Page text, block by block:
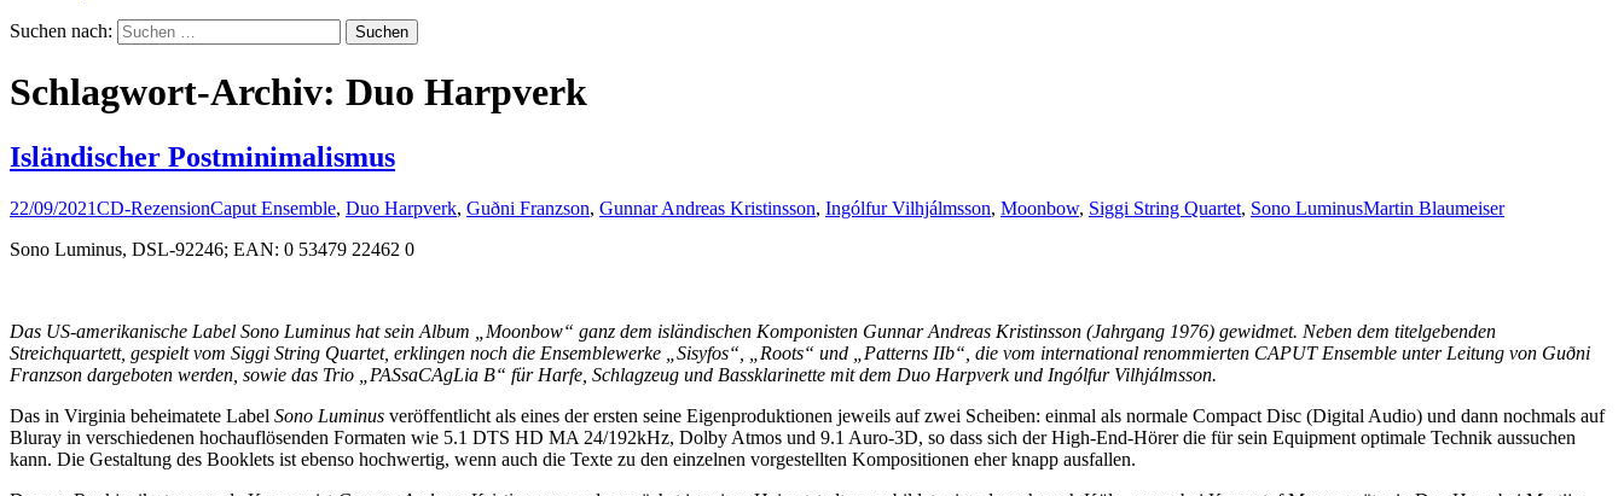
Suchen nach:
Schlagwort-Archiv: Duo Harpverk
Isländischer Postminimalismus
22/09/2021CD-RezensionCaput Ensemble, Duo Harpverk, Guðni Franzson, Gunnar Andreas Kristinsson, Ingólfur Vilhjálmsson, Moonbow, Siggi String Quartet, Sono LuminusMartin Blaumeiser
Sono Luminus, DSL-92246; EAN: 0 53479 22462 0
Das US-amerikanische Label Sono Luminus hat sein Album „Moonbow“ ganz dem isländischen Komponisten Gunnar Andreas Kristinsson (Jahrgang 1976) gewidmet. Neben dem titelgebenden
Streichquartett, gespielt vom Siggi String Quartet, erklingen noch die Ensemblewerke „Sisyfos“, „Roots“ und „Patterns IIb“, die vom international renommierten CAPUT Ensemble unter Leitung von Guðni
Franzson dargeboten werden, sowie das Trio „PASsaCAgLia B“ für Harfe, Schlagzeug und Bassklarinette mit dem Duo Harpverk und Ingólfur Vilhjálmsson.
Das in Virginia beheimatete Label Sono Luminus veröffentlicht als eines der ersten seine Eigenproduktionen jeweils auf zwei Scheiben: einmal als normale Compact Disc (Digital Audio) und dann nochmals auf
Bluray in verschiedenen hochauflösenden Formaten wie 5.1 DTS HD MA 24/192kHz, Dolby Atmos und 9.1 Auro-3D, so dass sich der High-End-Hörer die für sein Equipment optimale Technik aussuchen
kann. Die Gestaltung des Booklets ist ebenso hochwertig, wenn auch die Texte zu den einzelnen vorgestellten Kompositionen eher knapp ausfallen.